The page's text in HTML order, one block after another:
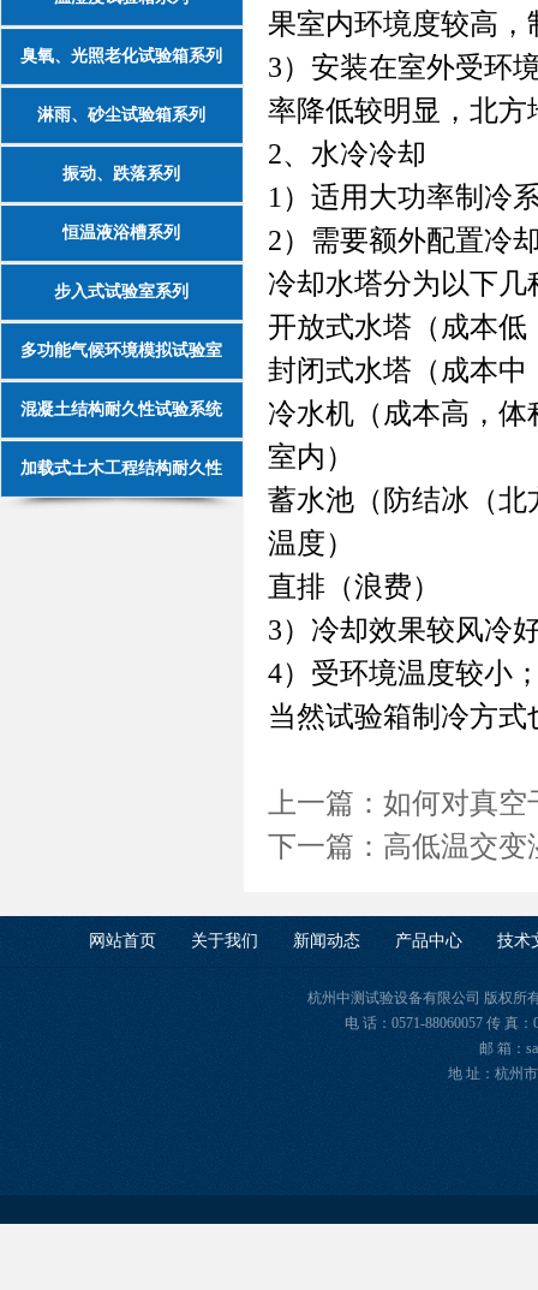
臭氧、光照老化试验箱系列
淋雨、砂尘试验箱系列
振动、跌落系列
恒温液浴槽系列
步入式试验室系列
多功能气候环境模拟试验室
混凝土结构耐久性试验系统
加载式土木工程结构耐久性
果室内环境度较高
3）安装在室外受环
率降低较明显，北
2、水冷冷却
1 ）适用大功率制冷
2）需要额外配置冷
冷却水塔分为以下几
开放式水塔（成本
封闭式水塔（成本
冷水机（成本高，
室内）
蓄水池（防结冰（
温度）
直排（浪费）
3）冷却效果较风冷
4）受环境温度较小
当然试验箱制冷方
上一篇： 如何对真空
下一篇： 高低温交变
网站首页 关于我们 新闻动态 产品中心 技术
杭州中测试验设备有限公司 版权所
电 话：0571-88060057 传 真
邮 箱：
地 址：杭州